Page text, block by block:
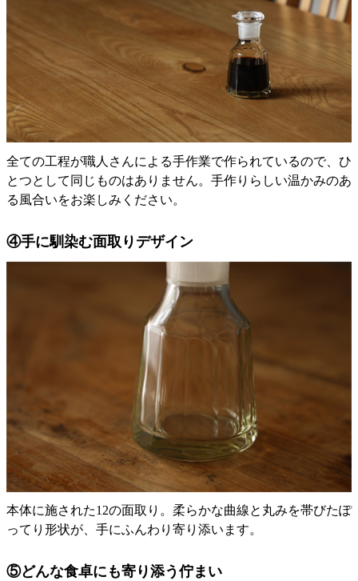
全ての工程が職人さんによる手作業で作られているので、ひ
とつとして同じものはありません。手作りらしい温かみのあ
る風合いをお楽しみください。
④手に馴染む面取りデザイン
本体に施された12の面取り。柔らかな曲線と丸みを帯びたぽ
ってり形状が、手にふんわり寄り添います。
⑤どんな食卓にも寄り添う佇まい